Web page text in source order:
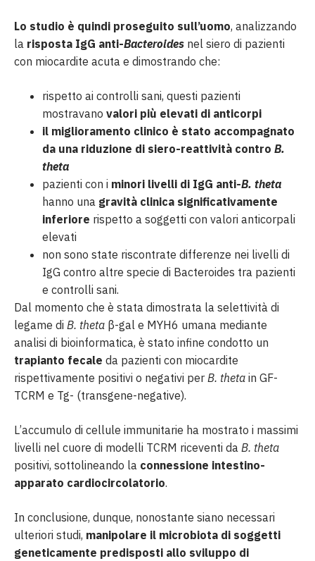
Lo studio è quindi proseguito sull’uomo, analizzando
la risposta IgG anti-Bacteroides nel siero di pazienti
con miocardite acuta e dimostrando che:
rispetto ai controlli sani, questi pazienti
mostravano valori più elevati di anticorpi
il miglioramento clinico è stato accompagnato
da una riduzione di siero-reattività contro B.
theta
pazienti con i minori livelli di IgG anti-B. theta
hanno una gravità clinica significativamente
inferiore rispetto a soggetti con valori anticorpali
elevati
non sono state riscontrate differenze nei livelli di
IgG contro altre specie di Bacteroides tra pazienti
e controlli sani.
Dal momento che è stata dimostrata la selettività di
legame di B. theta β-gal e MYH6 umana mediante
analisi di bioinformatica, è stato infine condotto un
trapianto fecale da pazienti con miocardite
rispettivamente positivi o negativi per B. theta in GF-
TCRM e Tg- (transgene-negative).
L’accumulo di cellule immunitarie ha mostrato i massimi
livelli nel cuore di modelli TCRM riceventi da B. theta
positivi, sottolineando la connessione intestino-
apparato cardiocircolatorio.
In conclusione, dunque, nonostante siano necessari
ulteriori studi, manipolare il microbiota di soggetti
geneticamente predisposti allo sviluppo di